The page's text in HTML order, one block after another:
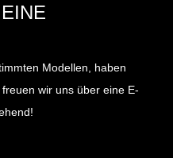
Modellen, haben
freuen wir uns über eine E-